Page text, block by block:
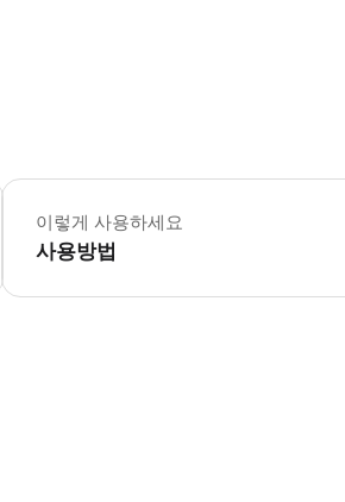
18세 미만의 참가자는 부모나 법적 보호자와 동
이렇게 사용하세요
사용방법